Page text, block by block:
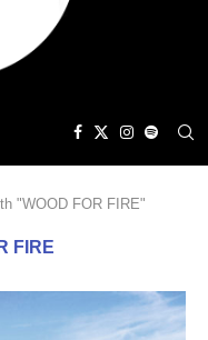
"WOOD FOR FIRE"
FIRE